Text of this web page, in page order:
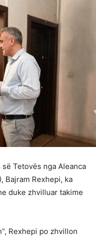
Tetovës nga Aleanca
Bajram Rexhepi, ka
duke zhvilluar takime
Rexhepi po zhvillon